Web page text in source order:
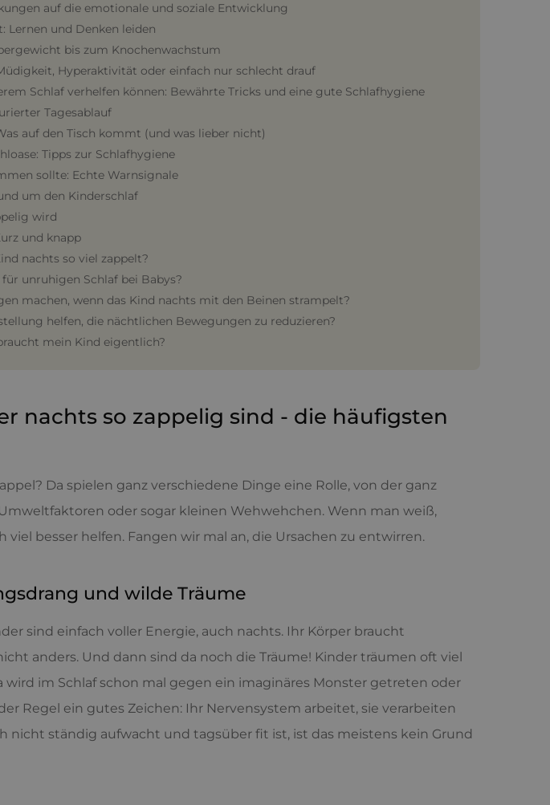
auf die emotionale und soziale Entwicklung
Lernen und Denken leiden
bis zum Knochenwachstum
Hyperaktivität oder einfach nur schlecht drauf
Schlaf verhelfen können: Bewährte Tricks und eine gute Schlafhygiene
Tagesablauf
auf den Tisch kommt (und was lieber nicht)
Tipps zur Schlafhygiene
sollte: Echte Warnsignale
um den Kinderschlaf
wird
und knapp
nachts so viel zappelt?
unruhigen Schlaf bei Babys?
machen, wenn das Kind nachts mit den Beinen strampelt?
helfen, die nächtlichen Bewegungen zu reduzieren?
mein Kind eigentlich?
nachts so zappelig sind - die häufigsten
Da spielen ganz verschiedene Dinge eine Rolle, von der ganz
oder sogar kleinen Wehwehchen. Wenn man weiß,
besser helfen. Fangen wir mal an, die Ursachen zu entwirren.
und wilde Träume
sind einfach voller Energie, auch nachts. Ihr Körper braucht
anders. Und dann sind da noch die Träume! Kinder träumen oft viel
wird im Schlaf schon mal gegen ein imaginäres Monster getreten oder
Regel ein gutes Zeichen: Ihr Nervensystem arbeitet, sie verarbeiten
nicht ständig aufwacht und tagsüber fit ist, ist das meistens kein Grund